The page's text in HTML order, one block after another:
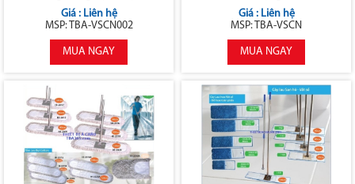
Giá : Liên hệ
MSP: TBA-VSCN002
MUA NGAY
Giá : Liên hệ
MSP: TBA-VSCN
MUA NGAY